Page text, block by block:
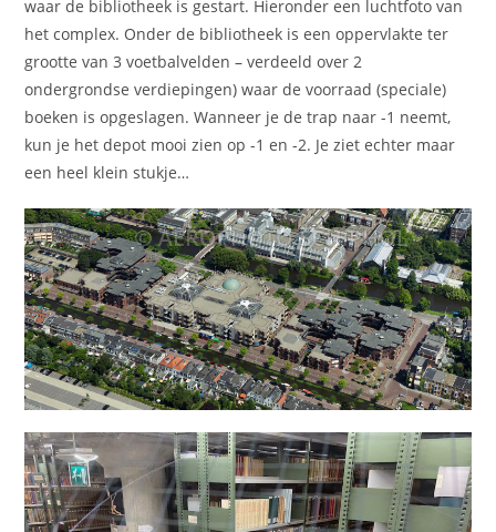
waar de bibliotheek is gestart. Hieronder een luchtfoto van
het complex. Onder de bibliotheek is een oppervlakte ter
grootte van 3 voetbalvelden – verdeeld over 2
ondergrondse verdiepingen) waar de voorraad (speciale)
boeken is opgeslagen. Wanneer je de trap naar -1 neemt,
kun je het depot mooi zien op -1 en -2. Je ziet echter maar
een heel klein stukje…